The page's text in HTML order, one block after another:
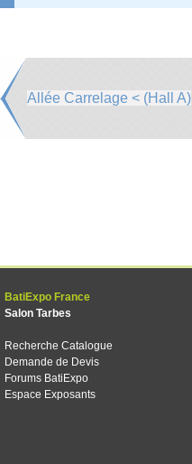
Allée Carrelage < (Hall A)
BatiExpo France
Salon Tarbes
Recherche Catalogue
Demande de Devis
Forums BatiExpo
Espace Exposants